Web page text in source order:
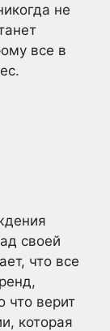
не
все в
своей
что все
что верит
которая